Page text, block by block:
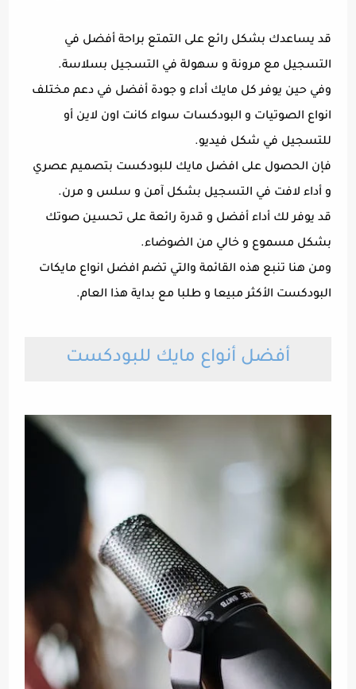
قد يساعدك بشكل رائع على التمتع براحة أفضل في
التسجيل مع مرونة و سهولة في التسجيل بسلاسة.
وفي حين يوفر كل مايك أداء و جودة أفضل في دعم مختلف
انواع الصوتيات و البودكسات سواء كانت اون لاين أو
للتسجيل في شكل فيديو.
فإن الحصول على افضل مايك للبودكست بتصميم عصري
و أداء لافت في التسجيل بشكل آمن و سلس و مرن.
قد يوفر لك أداء أفضل و قدرة رائعة على تحسين صوتك
بشكل مسموع و خالي من الضوضاء.
ومن هنا تنبع هذه القائمة والتي تضم افضل انواع مايكات
البودكست الأكثر مبيعا و طلبا مع بداية هذا العام.
أفضل أنواع مايك للبودكست